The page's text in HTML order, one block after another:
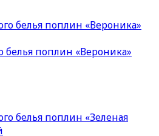
белья поплин «Вероника»